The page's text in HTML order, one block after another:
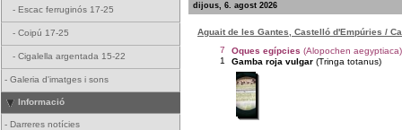
- Escac ferruginós 17-25
- Coipú 17-25
- Cigalella argentada 15-22
- Galeria d'imatges i sons
Informació
- Darreres notícies
dijous, 6. agost 2026
Aguait de les Gantes, Castelló d'Empúries /
7
Oques egípcies (Alopochen aegyptiaca)
1
Gamba roja vulgar (Tringa totanus)